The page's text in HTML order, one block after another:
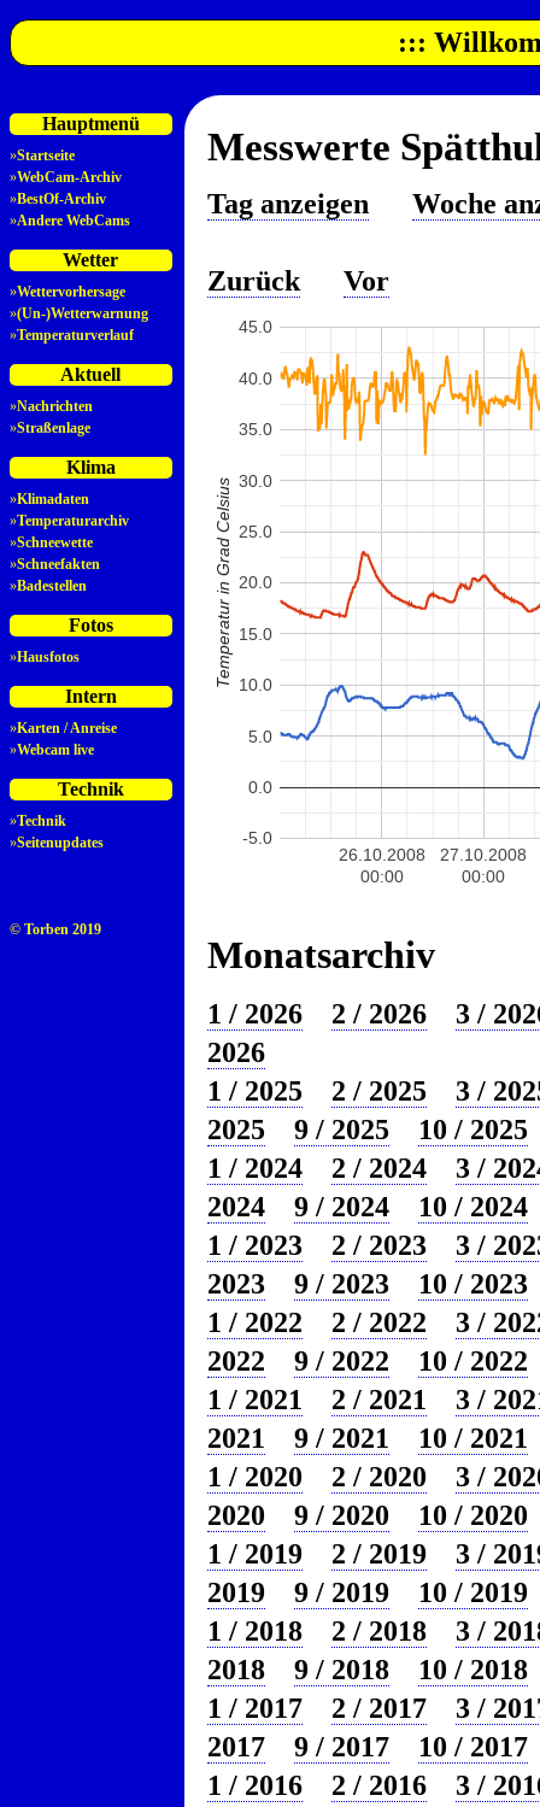
:::
Hauptmenü
»Startseite
»WebCam-Archiv
»BestOf-Archiv
»Andere WebCams
Wetter
»Wettervorhersage
»(Un-)Wetterwarnung
»Temperaturverlauf
Aktuell
»Nachrichten
»Straßenlage
Klima
»Klimadaten
»Temperaturarchiv
»Schneewette
»Schneefakten
»Badestellen
Fotos
»Hausfotos
Intern
»Karten / Anreise
»Webcam live
Technik
»Technik
»Seitenupdates
© Torben 2019
Messwerte
Tag anzeigen Woche
Zurück Vor
26.10.2008
00:00
27.10.2008
00:00
-5.0
0.0
5.0
10.0
15.0
20.0
25.0
30.0
35.0
40.0
45.0
Temperatur in Grad Celsius
Monatsarchiv
1 / 2026 2 / 2026
3 /
2026
1 / 2025
2 / 2025
3 /
2025
9 / 2025
10 / 2025
1 / 2024
2 / 2024
3 /
2024
9 / 2024
10 / 2024
1 / 2023
2 / 2023
3 /
2023
9 / 2023
10 / 2023
1 / 2022
2 / 2022
3 /
2022
9 / 2022
10 / 2022
1 / 2021
2 / 2021
3 /
2021
9 / 2021
10 / 2021
1 / 2020
2 / 2020
3 /
2020
9 / 2020
10 / 2020
1 / 2019
2 / 2019
3 /
2019
9 / 2019
10 / 2019
1 / 2018
2 / 2018
3 /
2018
9 / 2018
10 / 2018
1 / 2017
2 / 2017
3 /
2017
9 / 2017
10 / 2017
1 / 2016
2 / 2016
3 /